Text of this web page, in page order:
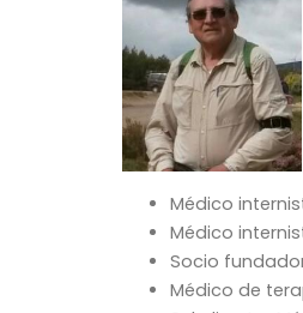
Médico
Médico
Socio
Médico de